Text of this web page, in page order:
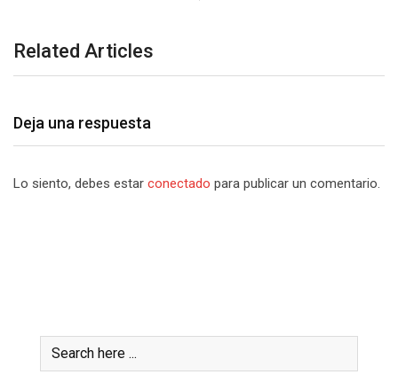
Related Articles
Deja una respuesta
Lo siento, debes estar conectado para publicar un comentario.